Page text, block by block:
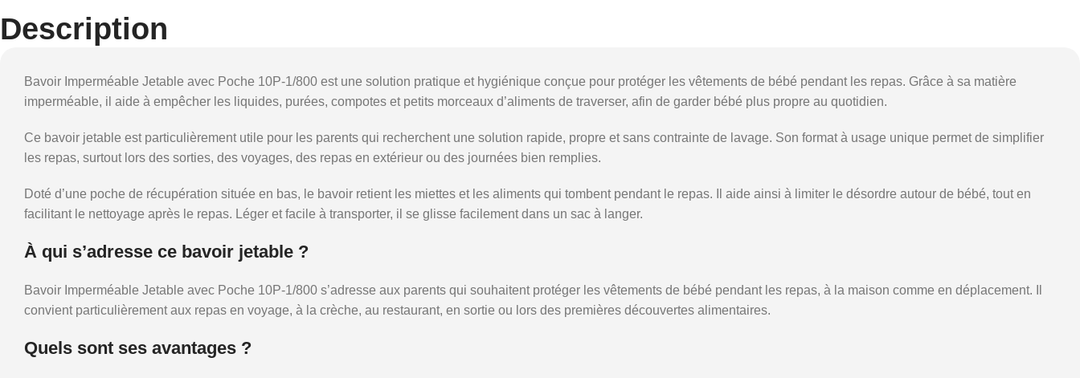
Description
Bavoir Imperméable Jetable avec Poche 10P-1/800 est une solution pratique et hygiénique conçue pour protéger les vêtements de bébé pendant les repas. Grâce à sa matière
imperméable, il aide à empêcher les liquides, purées, compotes et petits morceaux d’aliments de traverser, afin de garder bébé plus propre au quotidien.
Ce bavoir jetable est particulièrement utile pour les parents qui recherchent une solution rapide, propre et sans contrainte de lavage. Son format à usage unique permet de simplifier
les repas, surtout lors des sorties, des voyages, des repas en extérieur ou des journées bien remplies.
Doté d’une poche de récupération située en bas, le bavoir retient les miettes et les aliments qui tombent pendant le repas. Il aide ainsi à limiter le désordre autour de bébé, tout en
facilitant le nettoyage après le repas. Léger et facile à transporter, il se glisse facilement dans un sac à langer.
À qui s’adresse ce bavoir jetable ?
Bavoir Imperméable Jetable avec Poche 10P-1/800 s’adresse aux parents qui souhaitent protéger les vêtements de bébé pendant les repas, à la maison comme en déplacement. Il
convient particulièrement aux repas en voyage, à la crèche, au restaurant, en sortie ou lors des premières découvertes alimentaires.
Quels sont ses avantages ?